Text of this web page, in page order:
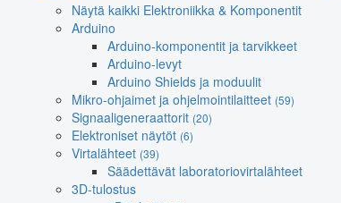
Näytä kaikki Elektroniikka & Komponentit
Arduino
Arduino-komponentit ja tarvikkeet
Arduino-levyt
Arduino Shields ja moduulit
Mikro-ohjaimet ja ohjelmointilaitteet (59)
Signaaligeneraattorit (20)
Elektroniset näytöt (6)
Virtalähteet (39)
Säädettävät laboratoriovirtalähteet
3D-tulostus